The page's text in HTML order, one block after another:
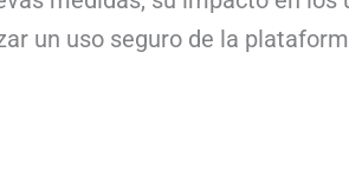
un uso seguro de la